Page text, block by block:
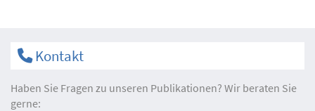
Kontakt
Haben Sie Fragen zu unseren Publikationen? Wir beraten Sie
gerne: